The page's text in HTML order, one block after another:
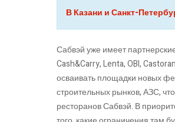
В Казани и Санкт-
Сабвэй уже имеет
Cash&Carry, Lenta, OBI,
осваивать площадки новых
строительных рынков, АЗС,
ресторанов Сабвэй. В